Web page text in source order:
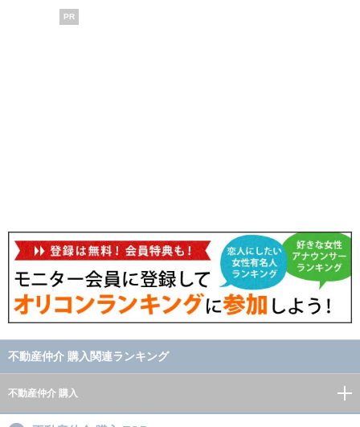
PR
不動産仲介 購入関連ランキング
不動産仲介 購入